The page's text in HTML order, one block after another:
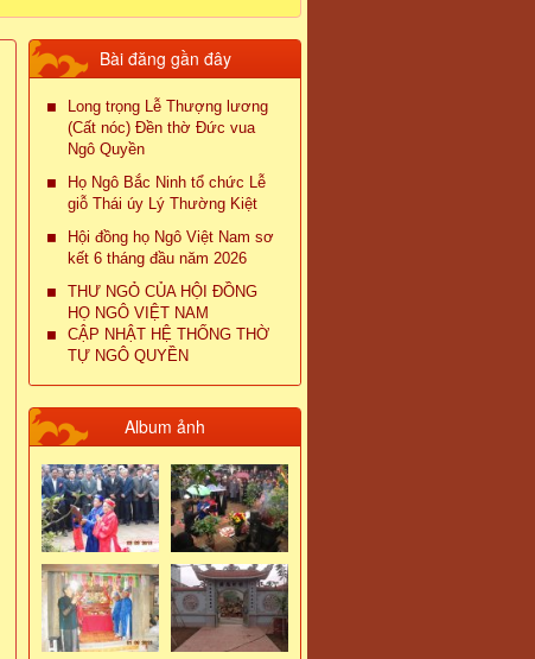
Bài đăng gần đây
Long trọng Lễ Thượng lương
(Cất nóc) Đền thờ Đức vua
Ngô Quyền
Họ Ngô Bắc Ninh tổ chức Lễ
giỗ Thái úy Lý Thường Kiệt
Hội đồng họ Ngô Việt Nam sơ
kết 6 tháng đầu năm 2026
THƯ NGỎ CỦA HỘI ĐỒNG
HỌ NGÔ VIỆT NAM
CẬP NHẬT HỆ THỐNG THỜ
TỰ NGÔ QUYỀN
Album ảnh